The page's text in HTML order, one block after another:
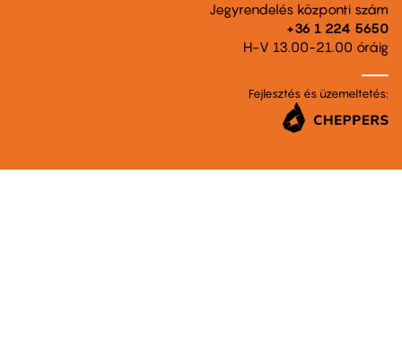
Jegyrendelés központi szám
+36 1 224 5650
H-V 13.00-21.00 óráig
Fejlesztés és üzemeltetés: